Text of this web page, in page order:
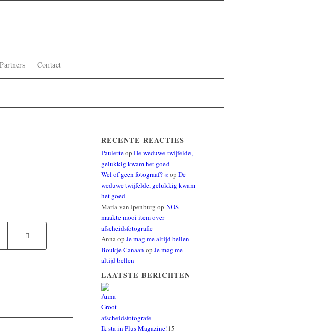
Partners Contact
RECENTE REACTIES
PauletteopDe weduwe twijfelde,
gelukkig kwam het goed
Wel of geen fotograaf? « opDe
weduwe twijfelde, gelukkig kwam
het goed
Maria van Ipenburg opNOS
maakte mooi item over
afscheidsfotografie
AnnaopJe mag me altijd bellen
Boukje Canaan opJe mag me
altijd bellen
LAATSTE BERICHTEN
Ik sta in Plus Magazine!15